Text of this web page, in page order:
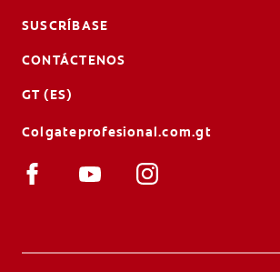
SUSCRÍBASE
CONTÁCTENOS
GT (ES)
Colgateprofesional.com.gt